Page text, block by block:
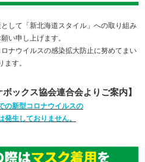
して「新北海道スタイル」への取り組み
い申し上げます。
ナウイルスの感染拡大防止に努めてまい
ます。
ックス協会連合会よりご案内】
の新型コロナウイルスの
発生しておりません。